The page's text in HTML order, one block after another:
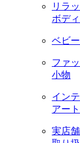
リラ
ボデ
ベビ
ファ
小物
イン
アート
実店